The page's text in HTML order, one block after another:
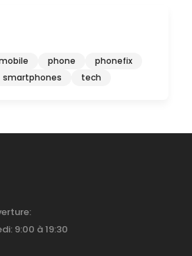
phone
phonefix
smartphones tech
9:00 à 19:30